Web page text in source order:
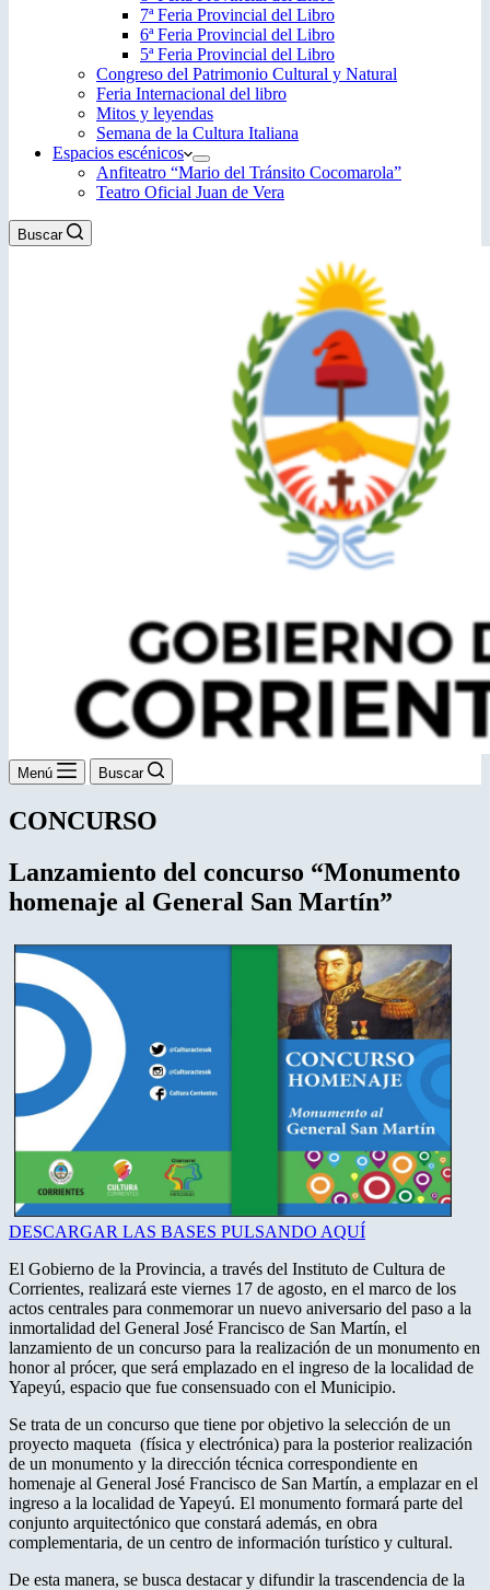
7ª Feria Provincial del Libro
6ª Feria Provincial del Libro
5ª Feria Provincial del Libro
Congreso del Patrimonio Cultural y Natural
Feria Internacional del libro
Mitos y leyendas
Semana de la Cultura Italiana
Espacios escénicos
Anfiteatro “Mario del Tránsito Cocomarola”
Teatro Oficial Juan de Vera
Buscar
Menú Buscar
CONCURSO
Lanzamiento del concurso “Monumento
homenaje al General San Martín”
DESCARGAR LAS BASES PULSANDO AQUÍ
El Gobierno de la Provincia, a través del Instituto de Cultura de
Corrientes, realizará este viernes 17 de agosto, en el marco de los
actos centrales para conmemorar un nuevo aniversario del paso a la
inmortalidad del General José Francisco de San Martín, el
lanzamiento de un concurso para la realización de un monumento en
honor al prócer, que será emplazado en el ingreso de la localidad de
Yapeyú, espacio que fue consensuado con el Municipio.
Se trata de un concurso que tiene por objetivo la selección de un
proyecto maqueta (física y electrónica) para la posterior realización
de un monumento y la dirección técnica correspondiente en
homenaje al General José Francisco de San Martín, a emplazar en el
ingreso a la localidad de Yapeyú. El monumento formará parte del
conjunto arquitectónico que constará además, en obra
complementaria, de un centro de información turístico y cultural.
De esta manera, se busca destacar y difundir la trascendencia de la